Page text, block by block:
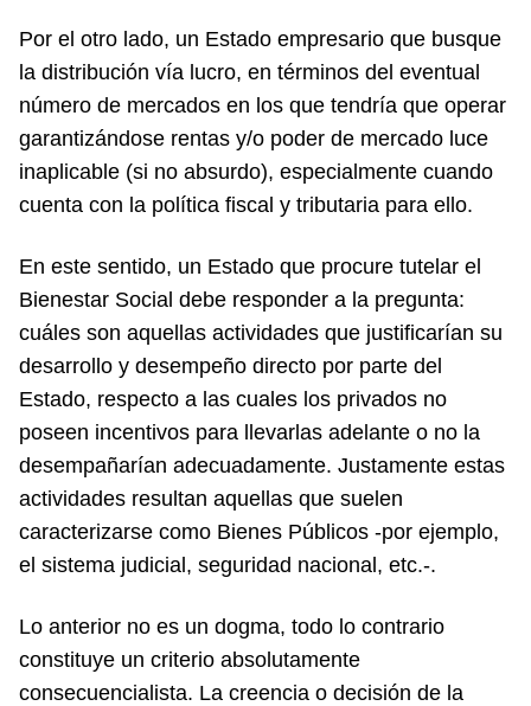
Por el otro lado, un Estado empresario que busque
la distribución vía lucro, en términos del eventual
número de mercados en los que tendría que operar
garantizándose rentas y/o poder de mercado luce
inaplicable (si no absurdo), especialmente cuando
cuenta con la política fiscal y tributaria para ello.
En este sentido, un Estado que procure tutelar el
Bienestar Social debe responder a la pregunta:
cuáles son aquellas actividades que justificarían su
desarrollo y desempeño directo por parte del
Estado, respecto a las cuales los privados no
poseen incentivos para llevarlas adelante o no la
desempañarían adecuadamente. Justamente estas
actividades resultan aquellas que suelen
caracterizarse como Bienes Públicos -por ejemplo,
el sistema judicial, seguridad nacional, etc.-.
Lo anterior no es un dogma, todo lo contrario
constituye un criterio absolutamente
consecuencialista. La creencia o decisión de la